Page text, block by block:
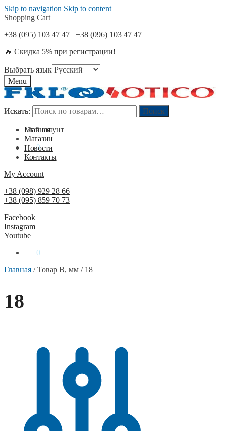
Skip to navigation Skip to content
Shopping Cart
+38 (095) 103 47 47
+38 (096) 103 47 47
🔥 Скидка 5% при регистрации!
Выбрать язык
Menu
Искать: Поиск
Мой акаунт
0₴ 0
Искать: Поиск
Главная
Магазин
Новости
Контакты
My Account
+38 (098) 929 28 66
+38 (095) 859 70 73
Facebook
Instagram
Youtube
0
Главная /Товар B, мм / 18
18